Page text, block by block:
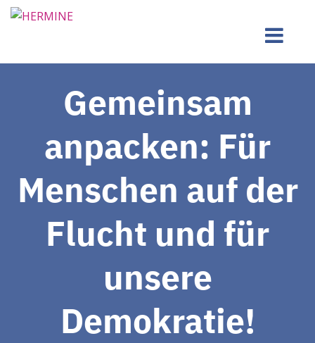
Gemeinsam
anpacken: Für
Menschen auf der
Flucht und für
unsere
Demokratie!